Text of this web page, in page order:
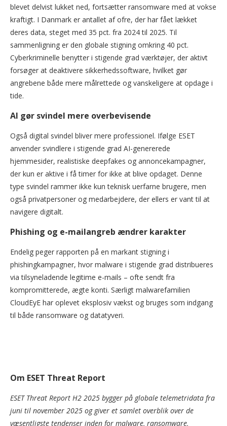
blevet delvist lukket ned, fortsætter ransomware med at vokse
kraftigt. I Danmark er antallet af ofre, der har fået lækket
deres data, steget med 35 pct. fra 2024 til 2025. Til
sammenligning er den globale stigning omkring 40 pct.
Cyberkriminelle benytter i stigende grad værktøjer, der aktivt
forsøger at deaktivere sikkerhedssoftware, hvilket gør
angrebene både mere målrettede og vanskeligere at opdage i
tide.
AI gør svindel mere overbevisende
Også digital svindel bliver mere professionel. Ifølge ESET
anvender svindlere i stigende grad AI-genererede
hjemmesider, realistiske deepfakes og annoncekampagner,
der kun er aktive i få timer for ikke at blive opdaget. Denne
type svindel rammer ikke kun teknisk uerfarne brugere, men
også privatpersoner og medarbejdere, der ellers er vant til at
navigere digitalt.
Phishing og e-mailangreb ændrer karakter
Endelig peger rapporten på en markant stigning i
phishingkampagner, hvor malware i stigende grad distribueres
via tilsyneladende legitime e-mails – ofte sendt fra
kompromitterede, ægte konti. Særligt malwarefamilien
CloudEyE har oplevet eksplosiv vækst og bruges som indgang
til både ransomware og datatyveri.
Om ESET Threat Report
ESET Threat Report H2 2025 bygger på globale telemetridata fra
juni til november 2025 og giver et samlet overblik over de
væsentligste tendenser inden for malware, ransomware,